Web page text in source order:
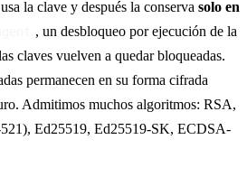
la clave y después la conserva solo en
, un desbloqueo por ejecución de la
claves vuelven a quedar bloqueadas.
permanecen en su forma cifrada
Admitimos muchos algoritmos: RSA,
Ed25519, Ed25519-SK, ECDSA-